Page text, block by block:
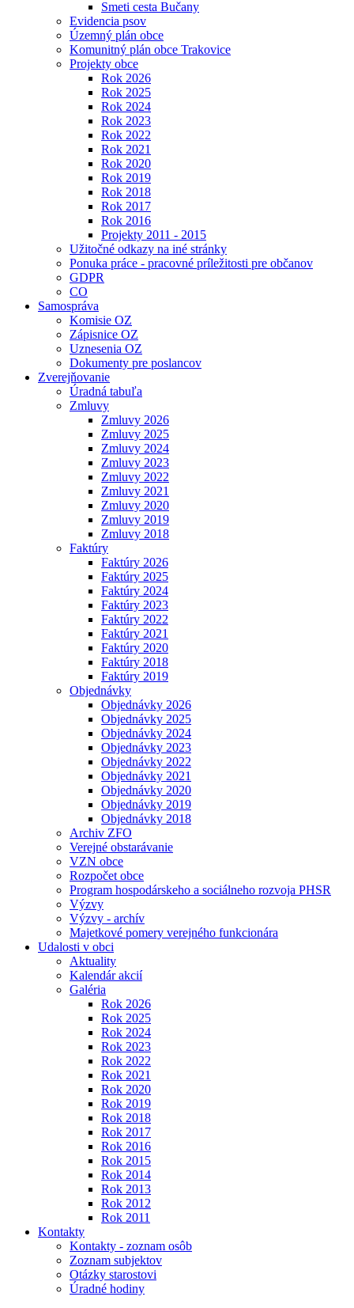
Smeti cesta Bučany
Evidencia psov
Územný plán obce
Komunitný plán obce Trakovice
Projekty obce
Rok 2026
Rok 2025
Rok 2024
Rok 2023
Rok 2022
Rok 2021
Rok 2020
Rok 2019
Rok 2018
Rok 2017
Rok 2016
Projekty 2011 - 2015
Užitočné odkazy na iné stránky
Ponuka práce - pracovné príležitosti pre občanov
GDPR
CO
Samospráva
Komisie OZ
Zápisnice OZ
Uznesenia OZ
Dokumenty pre poslancov
Zverejňovanie
Úradná tabuľa
Zmluvy
Zmluvy 2026
Zmluvy 2025
Zmluvy 2024
Zmluvy 2023
Zmluvy 2022
Zmluvy 2021
Zmluvy 2020
Zmluvy 2019
Zmluvy 2018
Faktúry
Faktúry 2026
Faktúry 2025
Faktúry 2024
Faktúry 2023
Faktúry 2022
Faktúry 2021
Faktúry 2020
Faktúry 2018
Faktúry 2019
Objednávky
Objednávky 2026
Objednávky 2025
Objednávky 2024
Objednávky 2023
Objednávky 2022
Objednávky 2021
Objednávky 2020
Objednávky 2019
Objednávky 2018
Archiv ZFO
Verejné obstarávanie
VZN obce
Rozpočet obce
Program hospodárskeho a sociálneho rozvoja PHSR
Výzvy
Výzvy - archív
Majetkové pomery verejného funkcionára
Udalosti v obci
Aktuality
Kalendár akcií
Galéria
Rok 2026
Rok 2025
Rok 2024
Rok 2023
Rok 2022
Rok 2021
Rok 2020
Rok 2019
Rok 2018
Rok 2017
Rok 2016
Rok 2015
Rok 2014
Rok 2013
Rok 2012
Rok 2011
Kontakty
Kontakty - zoznam osôb
Zoznam subjektov
Otázky starostovi
Úradné hodiny